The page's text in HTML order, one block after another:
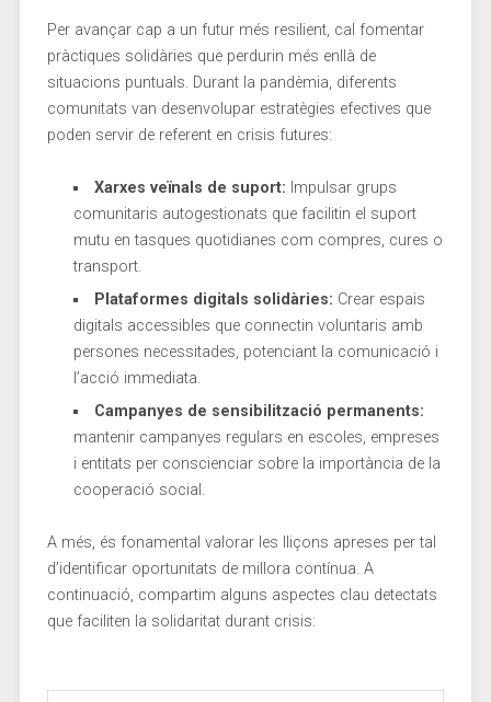
Per ⁣avançar cap a un​ futur més resilient, cal fomentar
pràctiques ‌solidàries que‌ perdurin més enllà de
situacions puntuals. Durant la pandèmia, diferents
comunitats van desenvolupar⁤ estratègies efectives que
poden servir ‌de referent en crisis⁣ futures:
Xarxes ⁢veïnals de suport: Impulsar grups
comunitaris autogestionats que facilitin el suport
mutu⁤ en tasques quotidianes com compres, cures⁢ o
transport.
Plataformes ⁤digitals solidàries: Crear espais
digitals accessibles que connectin voluntaris amb
persones ⁢necessitades, potenciant ⁤la⁤ comunicació i
l’acció immediata.
Campanyes de sensibilització permanents:
‌mantenir campanyes regulars ​en escoles, empreses
i entitats ⁤per ⁤conscienciar sobre la importància de la
​cooperació social.
A més,⁢ és fonamental⁢ valorar‍ les lliçons ‌apreses per tal
d’identificar oportunitats de millora contínua. A​
continuació,⁣ compartim alguns aspectes clau‌ detectats ​
que faciliten la solidaritat durant crisis: